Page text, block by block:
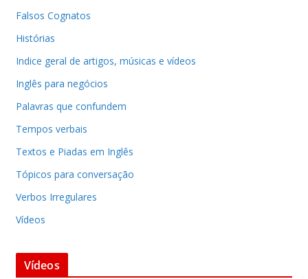
Falsos Cognatos
Histórias
Indice geral de artigos, músicas e vídeos
Inglês para negócios
Palavras que confundem
Tempos verbais
Textos e Piadas em Inglês
Tópicos para conversação
Verbos Irregulares
Vídeos
Vídeos